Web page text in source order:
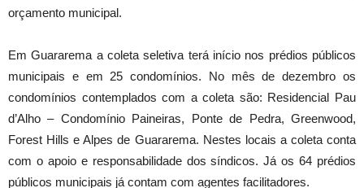
orçamento municipal.
Em Guararema a coleta seletiva terá início nos prédios públicos
municipais e em 25 condomínios. No mês de dezembro os
condomínios contemplados com a coleta são: Residencial Pau
d’Alho – Condomínio Paineiras, Ponte de Pedra, Greenwood,
Forest Hills e Alpes de Guararema. Nestes locais a coleta conta
com o apoio e responsabilidade dos síndicos. Já os 64 prédios
públicos municipais já contam com agentes facilitadores.